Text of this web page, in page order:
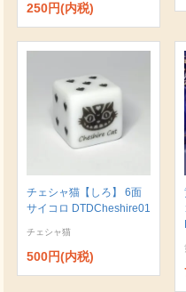
250円(内税)
チェシャ猫【しろ】 6面
サイコロ DTDCheshire01
チェシャ猫
500円(内税)